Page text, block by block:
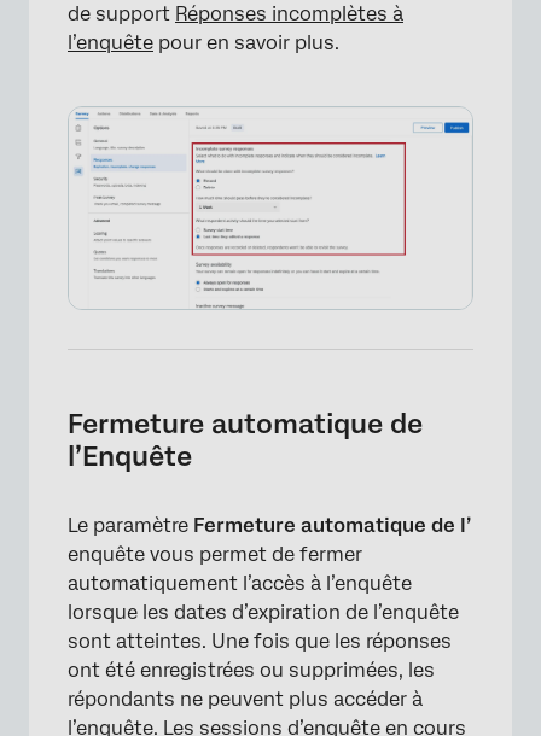
×
de support Réponses incomplètes à
l’enquête pour en savoir plus.
Fermeture automatique de
l’Enquête
Le paramètre Fermeture automatique de l’
enquête vous permet de fermer
automatiquement l’accès à l’enquête
lorsque les dates d’expiration de l’enquête
sont atteintes. Une fois que les réponses
ont été enregistrées ou supprimées, les
répondants ne peuvent plus accéder à
l’enquête. Les sessions d’enquête en cours